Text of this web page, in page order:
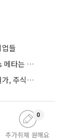
들
AI 투자에서 수익 경쟁으로⋯MS는 ‘증명’ vs 메타는 ‘숙제’
연준 금리 동결에 인플레 늦장 대응 우려…월가, 주식도 채권도 던졌다
추가취재 원해요
0